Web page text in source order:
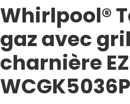
Whirlpool®
gaz avec
charnière